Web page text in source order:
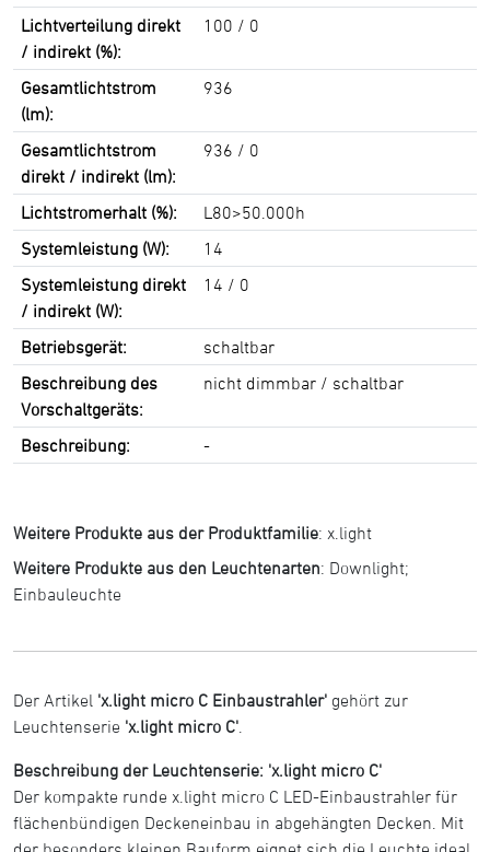
Lichtverteilung direkt
/ indirekt (%):
100 / 0
Gesamtlichtstrom
(lm):
936
Gesamtlichtstrom
direkt / indirekt (lm):
936 / 0
Lichtstromerhalt (%):
L80>50.000h
Systemleistung (W):
14
Systemleistung direkt
/ indirekt (W):
14 / 0
Betriebsgerät:
schaltbar
Beschreibung des
Vorschaltgeräts:
nicht dimmbar / schaltbar
Beschreibung: -
Weitere Produkte aus der Produktfamilie: x.light
Weitere Produkte aus den Leuchtenarten: Downlight;
Einbauleuchte
Der Artikel 'x.light micro C Einbaustrahler' gehört zur
Leuchtenserie 'x.light micro C'
Beschreibung der Leuchtenserie: 'x.light micro C'
Der kompakte runde x.light micro C LED-Einbaustrahler für
flächenbündigen Deckeneinbau in abgehängten Decken. Mit